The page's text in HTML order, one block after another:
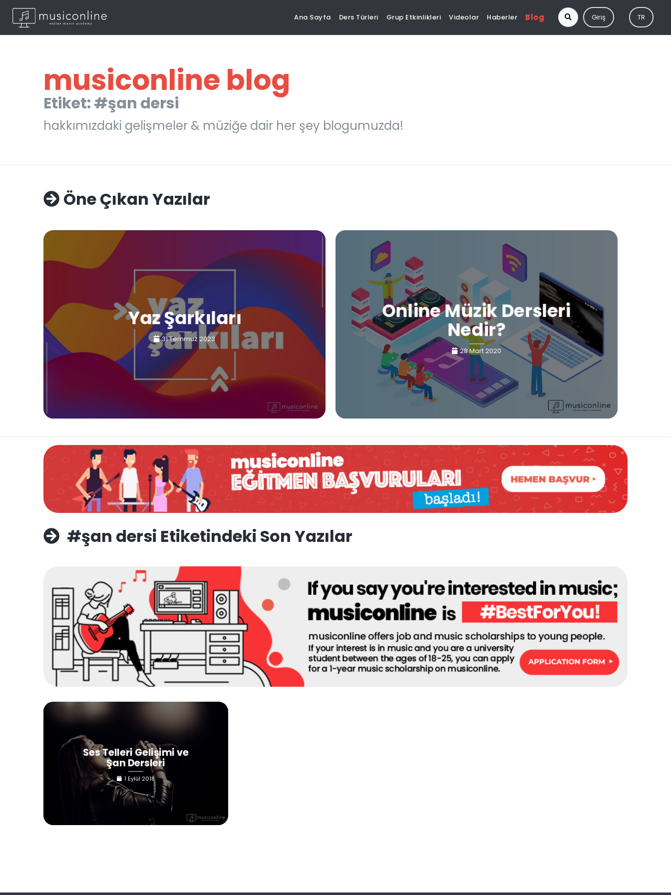
Ana Sayfa Ders Türleri Grup Etkinlikleri Videolar Haberler Blog Giriş TR
musiconline blog
Etiket: #şan dersi
hakkımızdaki gelişmeler & müziğe dair her şey blogumuzda!
Öne Çıkan Yazılar
Yaz Şarkıları
31 Temmuz 2023
Online Müzik Dersleri
Nedir?
28 Mart 2020
#şan dersi Etiketindeki Son Yazılar
Ses Telleri Gelişimi ve
Şan Dersleri
1 Eylül 2018